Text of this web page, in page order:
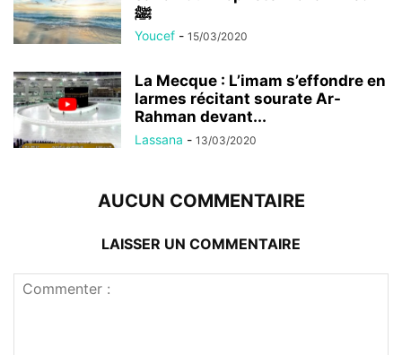
ﷺ
Youcef - 15/03/2020
La Mecque : L’imam s’effondre en
larmes récitant sourate Ar-
Rahman devant...
Lassana - 13/03/2020
AUCUN COMMENTAIRE
LAISSER UN COMMENTAIRE